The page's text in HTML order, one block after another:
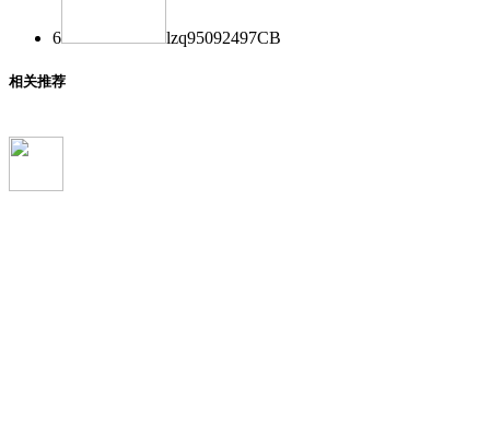
6 lzq95092497CB
相关推荐